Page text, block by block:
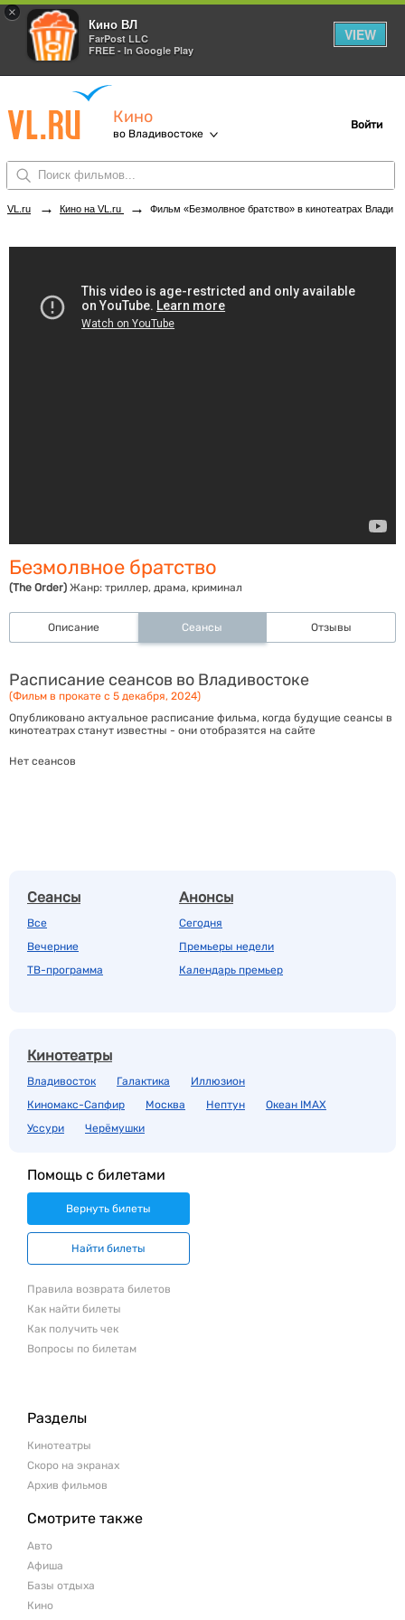
×
Кино ВЛ
FarPost LLC
FREE - In Google Play
VIEW
Кино
во Владивостоке
Войти
VL.ru → Кино на VL.ru → Фильм «Безмолвное братство» в кинотеатрах Владивостока. Купить билеты!
Безмолвное братство
(The Order) Жанр: триллер, драма, криминал
Описание Сеансы Отзывы
Расписание сеансов во Владивостоке
(Фильм в прокате с 5 декабря, 2024)
Опубликовано актуальное расписание фильма, когда будущие сеансы в
кинотеатрах станут известны - они отобразятся на сайте
Нет сеансов
Сеансы
Все
Вечерние
ТВ-программа
Анонсы
Сегодня
Премьеры недели
Календарь премьер
Кинотеатры
Владивосток Галактика
Иллюзион
Киномакс-Сапфир
Москва Нептун
Океан IMAX
Уссури
Черёмушки
Помощь с билетами
Вернуть билеты
Найти билеты
Правила возврата билетов
Как найти билеты
Как получить чек
Вопросы по билетам
Разделы
Кинотеатры
Скоро на экранах
Архив фильмов
Смотрите также
Авто
Афиша
Базы отдыха
Кино